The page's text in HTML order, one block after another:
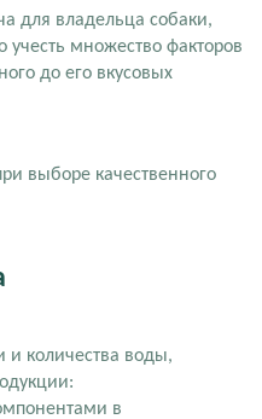
для владельца собаки,
множество факторов
до его вкусовых
выборе качественного
и количества воды,
в